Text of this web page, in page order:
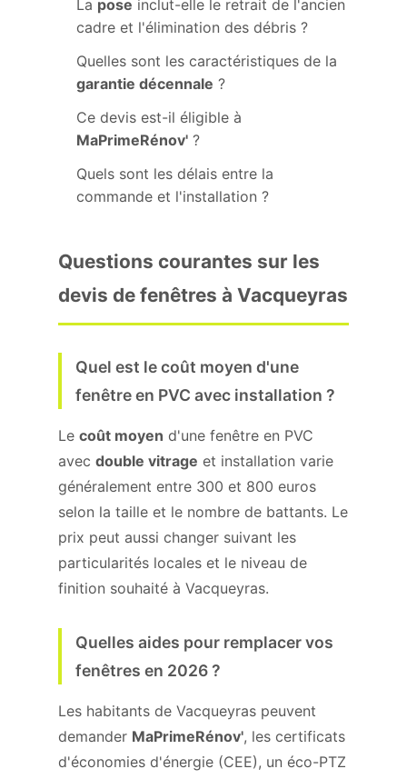
La pose inclut-elle le retrait de l'ancien
cadre et l'élimination des débris ?
Quelles sont les caractéristiques de la
garantie décennale ?
Ce devis est-il éligible à
MaPrimeRénov' ?
Quels sont les délais entre la
commande et l'installation ?
Questions courantes sur les
devis de fenêtres à Vacqueyras
Quel est le coût moyen d'une
fenêtre en PVC avec installation ?
Le coût moyen d'une fenêtre en PVC
avec double vitrage et installation varie
généralement entre 300 et 800 euros
selon la taille et le nombre de battants. Le
prix peut aussi changer suivant les
particularités locales et le niveau de
finition souhaité à Vacqueyras.
Quelles aides pour remplacer vos
fenêtres en 2026 ?
Les habitants de Vacqueyras peuvent
demander MaPrimeRénov', les certificats
d'économies d'énergie (CEE), un éco-PTZ